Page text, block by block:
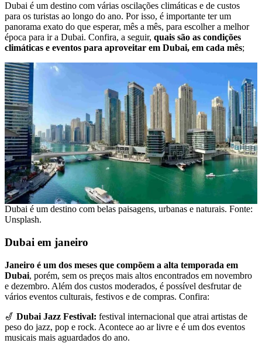
Dubai é um destino com várias oscilações climáticas e de custos
para os turistas ao longo do ano. Por isso, é importante ter um
panorama exato do que esperar, mês a mês, para escolher a melhor
época para ir a Dubai. Confira, a seguir, quais são as condições
climáticas e eventos para aproveitar em Dubai, em cada mês;
Dubai é um destino com belas paisagens, urbanas e naturais. Fonte:
Unsplash.
Dubai em janeiro
Janeiro é um dos meses que compõem a alta temporada em
Dubai, porém, sem os preços mais altos encontrados em novembro
e dezembro. Além dos custos moderados, é possível desfrutar de
vários eventos culturais, festivos e de compras. Confira:
🎷 Dubai Jazz Festival: festival internacional que atrai artistas de
peso do jazz, pop e rock. Acontece ao ar livre e é um dos eventos
musicais mais aguardados do ano.